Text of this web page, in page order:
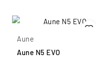
Aune
Aune N5 EVO